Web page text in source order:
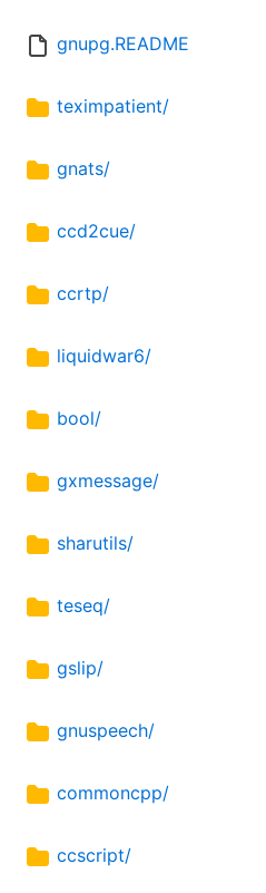
gnupg.README
teximpatient/
gnats/
ccd2cue/
ccrtp/
liquidwar6/
bool/
gxmessage/
sharutils/
teseq/
gslip/
gnuspeech/
commoncpp/
ccscript/